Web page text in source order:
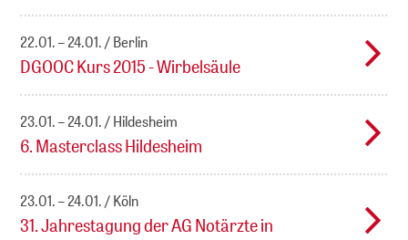
22.01. – 24.01. Berlin
DGOOC Kurs 2015 - Wirbelsäule
23.01. – 24.01. Hildesheim
6. Masterclass Hildesheim
23.01. – 24.01. Köln
31. Jahrestagung der AG Notärzte in